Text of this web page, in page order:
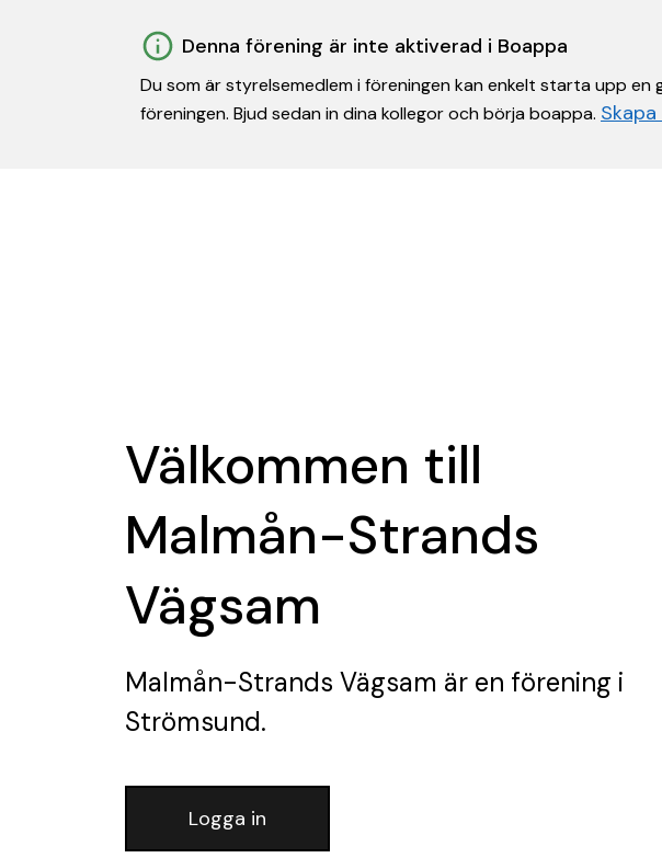
Denna förening är inte aktiverad i Boappa
Du som är styrelsemedlem i föreningen kan enkelt starta upp
föreningen. Bjud sedan in dina kollegor och börja boappa.
Välkommen till
Malmån-Strands
Vägsam
Malmån-Strands Vägsam är en förening i
Strömsund.
Logga in